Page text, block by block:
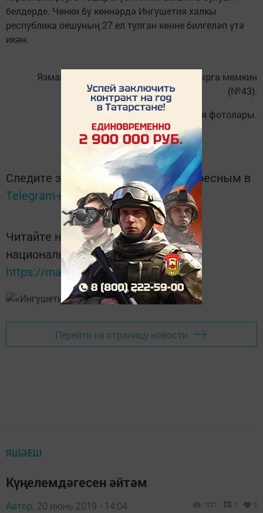
белдерде. Чөнки бу көннәрдә Ингушетия халкы
республика оешуның 27 ел тулган көнне билгеләп үтә
икән.
Язманы тулысы белән газетадан укырга мөмкин
(№43).
Илсөя Завилейская фотолары.
Следите за самым важным и интересным в
Telegram-каналеТатмедиа
Читайте новости Татарстана в
национальном мессенджере MАХ:
https://max.ru/tatmedia
Перейти на страницу новости
ЯШӘЕШ
Күңелемдәгесен әйтәм
Автор, 20 июнь 2019 - 14:04 1221 0 0